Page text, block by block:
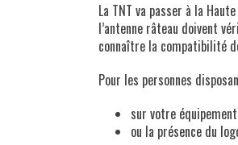
La TNT va passer à la
l’antenne râteau doivent
connaître la compatibilité
Pour les personnes
sur votre
ou la présence du